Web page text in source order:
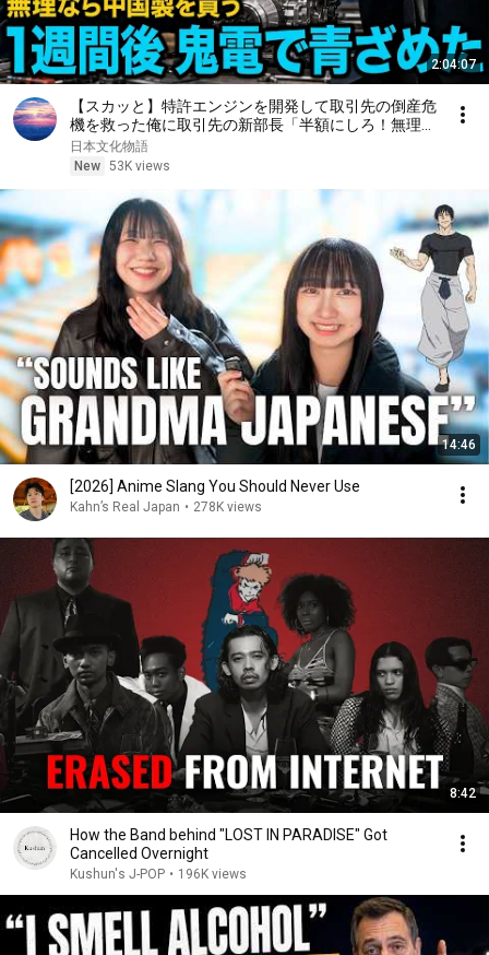
2:04:07
【スカッと】特許エンジンを開発して取引先の倒産危
機を救った俺に取引先の新部長「半額にしろ！無理な
ら中国製を買う」1週間後、部長から鬼電→俺「お宅
の競合と5倍で独占契約済みです」
日本文化物語
New 53K views
14:46
[2026] Anime Slang You Should Never Use
Kahn’s Real Japan • 278K views
8:42
How the Band behind "LOST IN PARADISE" Got
Cancelled Overnight
Kushun's J-POP • 196K views